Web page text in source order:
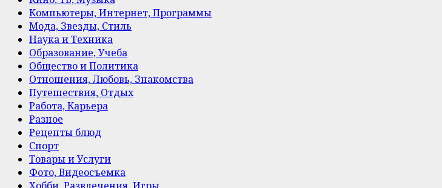
Компьютеры, Интернет, Программы
Мода, Звезды, Стиль
Наука и Техника
Образование, Учеба
Общество и Политика
Отношения, Любовь, Знакомства
Путешествия, Отдых
Работа, Карьера
Разное
Рецепты блюд
Спорт
Товары и Услуги
Фото, Видеосъемка